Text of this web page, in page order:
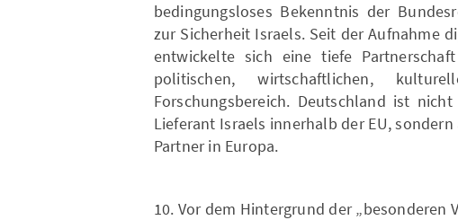
bedingungsloses Bekenntnis der
zur Sicherheit Israels. Seit der Aufnahme
entwickelte sich eine tiefe
politischen, wirtschaftlichen,
Forschungsbereich. Deutschland ist
Lieferant Israels innerhalb der EU,
Partner in Europa.
10. Vor dem Hintergrund der „besonderen